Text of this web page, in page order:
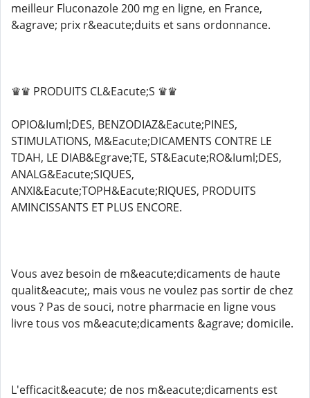
meilleur Fluconazole 200 mg en ligne, en France,
&agrave; prix r&eacute;duits et sans ordonnance.
♛♛ PRODUITS CL&Eacute;S ♛♛
OPIO&Iuml;DES, BENZODIAZ&Eacute;PINES,
STIMULATIONS, M&Eacute;DICAMENTS CONTRE LE
TDAH, LE DIAB&Egrave;TE, ST&Eacute;RO&Iuml;DES,
ANALG&Eacute;SIQUES,
ANXI&Eacute;TOPH&Eacute;RIQUES, PRODUITS
AMINCISSANTS ET PLUS ENCORE.
Vous avez besoin de m&eacute;dicaments de haute
qualit&eacute;, mais vous ne voulez pas sortir de chez
vous ? Pas de souci, notre pharmacie en ligne vous
livre tous vos m&eacute;dicaments &agrave; domicile.
L'efficacit&eacute; de nos m&eacute;dicaments est